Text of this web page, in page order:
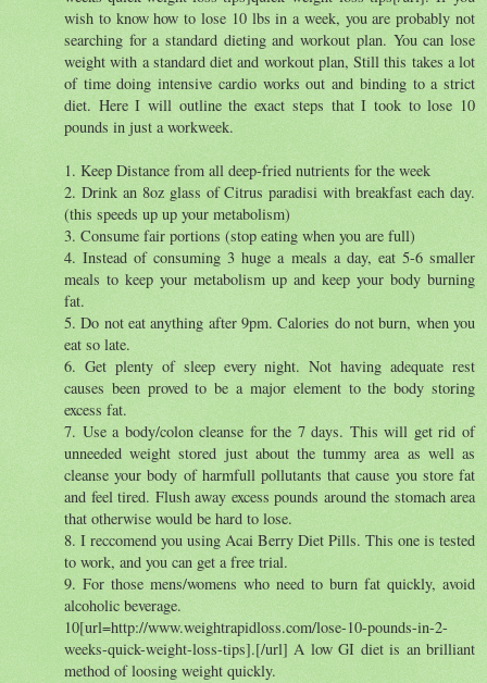
wish to know how to lose 10 lbs in a week, you are probably not
searching for a standard dieting and workout plan. You can lose
weight with a standard diet and workout plan, Still this takes a lot
of time doing intensive cardio works out and binding to a strict
diet. Here I will outline the exact steps that I took to lose 10
pounds in just a workweek.
1. Keep Distance from all deep-fried nutrients for the week
2. Drink an 8oz glass of Citrus paradisi with breakfast each day.
(this speeds up up your metabolism)
3. Consume fair portions (stop eating when you are full)
4. Instead of consuming 3 huge a meals a day, eat 5-6 smaller
meals to keep your metabolism up and keep your body burning
fat.
5. Do not eat anything after 9pm. Calories do not burn, when you
eat so late.
6. Get plenty of sleep every night. Not having adequate rest
causes been proved to be a major element to the body storing
excess fat.
7. Use a body/colon cleanse for the 7 days. This will get rid of
unneeded weight stored just about the tummy area as well as
cleanse your body of harmfull pollutants that cause you store fat
and feel tired. Flush away excess pounds around the stomach area
that otherwise would be hard to lose.
8. I reccomend you using Acai Berry Diet Pills. This one is tested
to work, and you can get a free trial.
9. For those mens/womens who need to burn fat quickly, avoid
alcoholic beverage.
10[url=http://www.weightrapidloss.com/lose-10-pounds-in-2-
weeks-quick-weight-loss-tips].[/url] A low GI diet is an brilliant
method of loosing weight quickly.